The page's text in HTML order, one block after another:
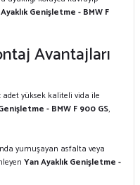
Genişletme - BMW F
Avantajları
adet yüksek kaliteli vida ile
- BMW F 900 GS,
yumuşayan asfalta veya
Yan Ayaklık Genişletme -